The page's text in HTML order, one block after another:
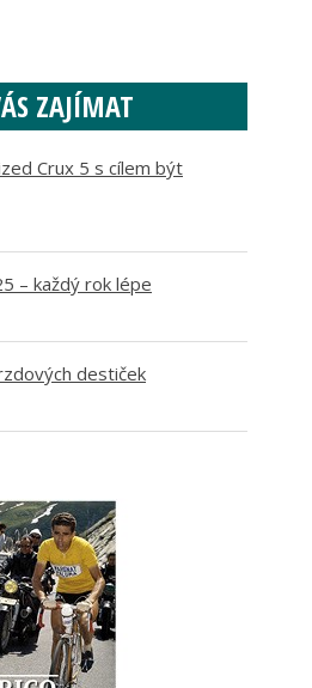
ZAJÍMAT
Crux 5 s cílem být
– každý rok lépe
destiček